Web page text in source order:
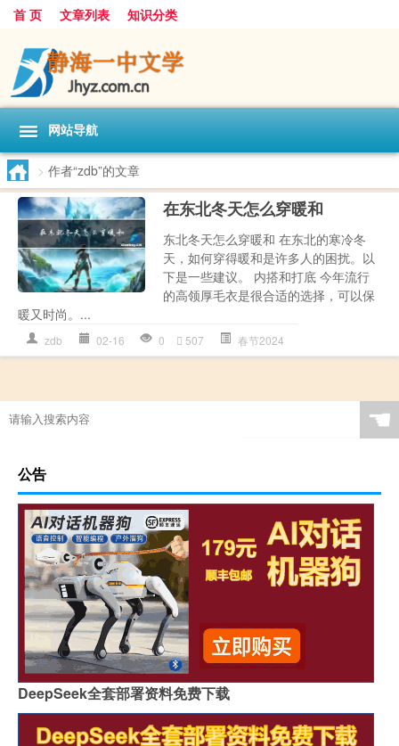
首 页 文章列表 知识分类
网站导航
> 作者“zdb”的文章
在东北冬天怎么穿暖和
东北冬天怎么穿暖和 在东北的寒冷冬
天，如何穿得暖和是许多人的困扰。以
下是一些建议。 内搭和打底 今年流行
的高领厚毛衣是很合适的选择，可以保
暖又时尚。...
zdb 02-16 0 507 春节2024
☚
公告
DeepSeek全套部署资料免费下载